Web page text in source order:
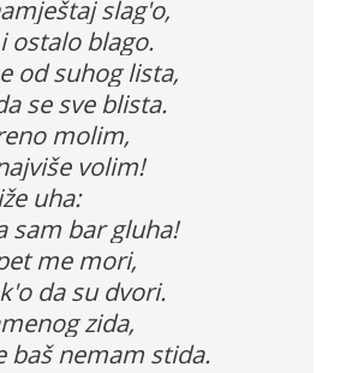
slag'o,
ostalo blago.
od suhog lista,
se sve blista.
molim,
volim!
uha:
sam bar gluha!
me mori,
da su dvori.
zida,
baš nemam stida.